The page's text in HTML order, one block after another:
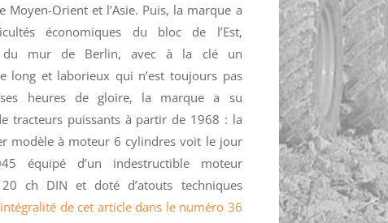
Moyen-Orient et l’Asie. Puis, la marque a
économiques du bloc de l’Est,
du mur de Berlin, avec à la clé un
long et laborieux qui n’est toujours pas
heures de gloire, la marque a su
tracteurs puissants à partir de 1968 : la
modèle à moteur 6 cylindres voit le jour
équipé d’un indestructible moteur
ch DIN et doté d’atouts techniques
de cet article dans le numéro 36